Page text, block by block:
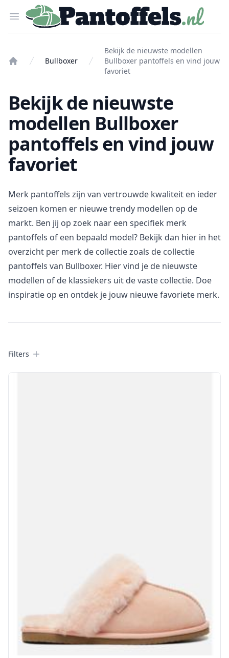
Open menu
Pantoffels.nl
Bullboxer
Bekijk de nieuwste modellen
Bullboxer pantoffels en vind jouw
favoriet
Bekijk de nieuwste
modellen Bullboxer
pantoffels en vind jouw
favoriet
Merk pantoffels zijn van vertrouwde kwaliteit en ieder
seizoen komen er nieuwe trendy modellen op de
markt. Ben jij op zoek naar een specifiek merk
pantoffels of een bepaald model? Bekijk dan hier in het
overzicht per merk de collectie zoals de collectie
pantoffels van Bullboxer. Hier vind je de nieuwste
modellen of de klassiekers uit de vaste collectie. Doe
inspiratie op en ontdek je jouw nieuwe favoriete merk.
Filters
Filters
Products